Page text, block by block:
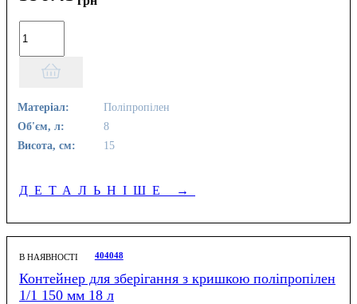
Матеріал:
Поліпропілен
Об'єм, л:
8
Висота, см:
15
ДЕТАЛЬНІШЕ →
В НАЯВНОСТІ 404048
Контейнер для зберігання з кришкою поліпропілен
1/1 150 мм 18 л